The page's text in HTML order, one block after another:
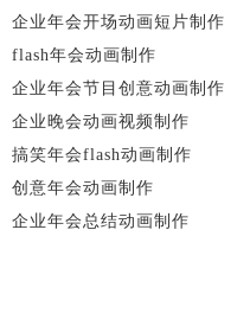
企业年会开场动画短片制作
flash年会动画制作
企业年会节目创意动画制作
企业晚会动画视频制作
搞笑年会flash动画制作
创意年会动画制作
企业年会总结动画制作